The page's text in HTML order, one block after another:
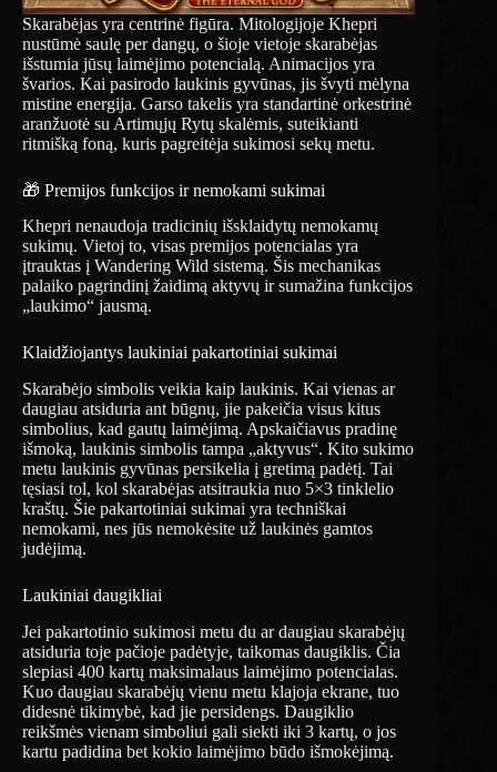
Skarabėjas yra centrinė figūra. Mitologijoje Khepri
nustūmė saulę per dangų, o šioje vietoje skarabėjas
išstumia jūsų laimėjimo potencialą. Animacijos yra
švarios. Kai pasirodo laukinis gyvūnas, jis švyti mėlyna
mistine energija. Garso takelis yra standartinė orkestrinė
aranžuotė su Artimųjų Rytų skalėmis, suteikianti
ritmišką foną, kuris pagreitėja sukimosi sekų metu.
🎁 Premijos funkcijos ir nemokami sukimai
Khepri nenaudoja tradicinių išsklaidytų nemokamų
sukimų. Vietoj to, visas premijos potencialas yra
įtrauktas į Wandering Wild sistemą. Šis mechanikas
palaiko pagrindinį žaidimą aktyvų ir sumažina funkcijos
„laukimo“ jausmą.
Klaidžiojantys laukiniai pakartotiniai sukimai
Skarabėjo simbolis veikia kaip laukinis. Kai vienas ar
daugiau atsiduria ant būgnų, jie pakeičia visus kitus
simbolius, kad gautų laimėjimą. Apskaičiavus pradinę
išmoką, laukinis simbolis tampa „aktyvus“. Kito sukimo
metu laukinis gyvūnas persikelia į gretimą padėtį. Tai
tęsiasi tol, kol skarabėjas atsitraukia nuo 5×3 tinklelio
kraštų. Šie pakartotiniai sukimai yra techniškai
nemokami, nes jūs nemokėsite už laukinės gamtos
judėjimą.
Laukiniai daugikliai
Jei pakartotinio sukimosi metu du ar daugiau skarabėjų
atsiduria toje pačioje padėtyje, taikomas daugiklis. Čia
slepiasi 400 kartų maksimalaus laimėjimo potencialas.
Kuo daugiau skarabėjų vienu metu klajoja ekrane, tuo
didesnė tikimybė, kad jie persidengs. Daugiklio
reikšmės vienam simboliui gali siekti iki 3 kartų, o jos
kartu padidina bet kokio laimėjimo būdo išmokėjimą.